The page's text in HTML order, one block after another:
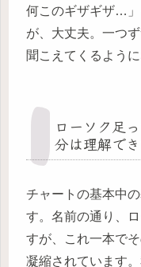
何このギザギザ…
が、大丈夫。一つ
聞こえてくるように
ローソク足
分は理解で
チャートの基本中
す。名前の通り、
すが、これ一本で
凝縮されています